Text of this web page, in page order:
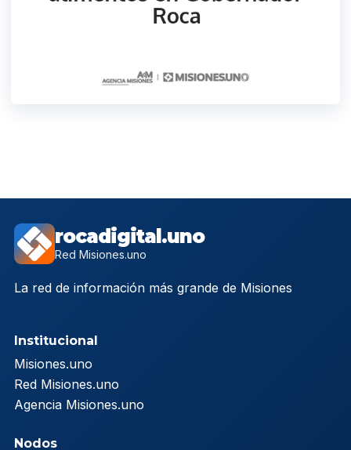
rocadigital.uno
Red Misiones.uno
La red de información más grande de Misiones
Institucional
Misiones.uno
Red Misiones.uno
Agencia Misiones.uno
Nodos